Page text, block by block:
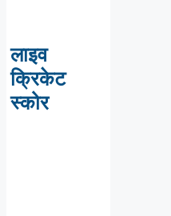
लाइव
क्रिकेट
स्कोर